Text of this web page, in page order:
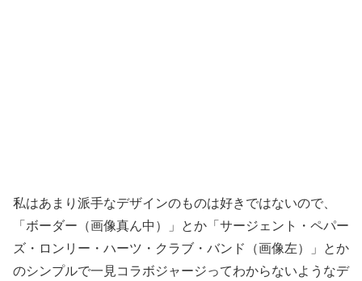
私はあまり派手なデザインのものは好きではないので、
「ボーダー（画像真ん中）」とか「サージェント・ペパー
ズ・ロンリー・ハーツ・クラブ・バンド（画像左）」とか
のシンプルで一見コラボジャージってわからないようなデ